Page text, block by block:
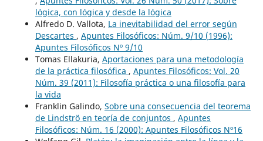
lógica, con lógica y desde la lógica
Alfredo D. Vallota, La inevitabilidad del error según
Descartes , Apuntes Filosóficos: Núm. 9/10 (1996):
Apuntes Filosóficos Nº 9/10
Tomas Ellakuria, Aportaciones para una metodología
de la práctica filosófica , Apuntes Filosóficos: Vol. 20
Núm. 39 (2011): Filosofía práctica o una filosofía para
la vida
Franklin Galindo, Sobre una consecuencia del teorema
de Lindströ en teoría de conjuntos , Apuntes
Filosóficos: Núm. 16 (2000): Apuntes Filosóficos Nº16